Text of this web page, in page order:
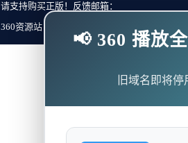
请支持购买正版！反馈邮箱：
360资源站 Copyright ©2018-2023 All Rights
📢 360 播放
旧域名即将